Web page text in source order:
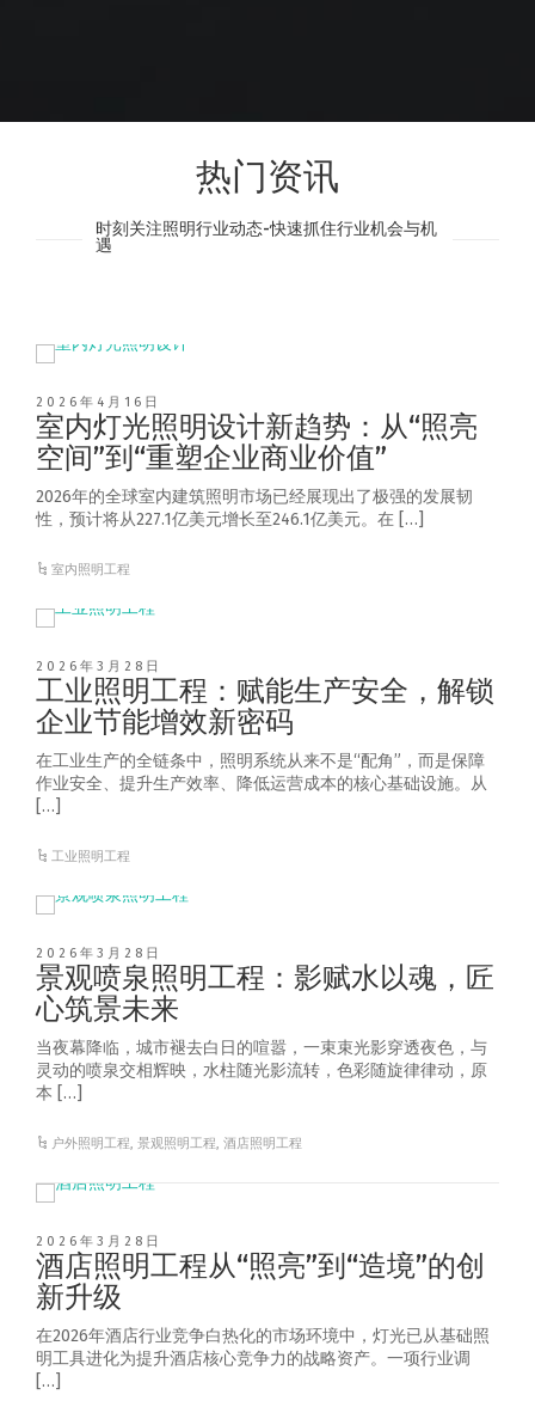
热门资讯
时刻关注照明行业动态-快速抓住行业机会与机
遇
2026年4月16日
室内灯光照明设计新趋势：从“照亮
空间”到“重塑企业商业价值”
2026年的全球室内建筑照明市场已经展现出了极强的发展韧
性，预计将从227.1亿美元增长至246.1亿美元。在 […]
室内照明工程
2026年3月28日
工业照明工程：赋能生产安全，解锁
企业节能增效新密码
在工业生产的全链条中，照明系统从来不是“配角”，而是保障
作业安全、提升生产效率、降低运营成本的核心基础设施。从
[…]
工业照明工程
2026年3月28日
景观喷泉照明工程：影赋水以魂，匠
心筑景未来
当夜幕降临，城市褪去白日的喧嚣，一束束光影穿透夜色，与
灵动的喷泉交相辉映，水柱随光影流转，色彩随旋律律动，原
本 […]
户外照明工程,景观照明工程,酒店照明工程
2026年3月28日
酒店照明工程从“照亮”到“造境”的创
新升级
在2026年酒店行业竞争白热化的市场环境中，灯光已从基础照
明工具进化为提升酒店核心竞争力的战略资产。一项行业调
[…]